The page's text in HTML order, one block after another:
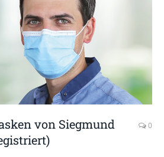
von Siegmund
0